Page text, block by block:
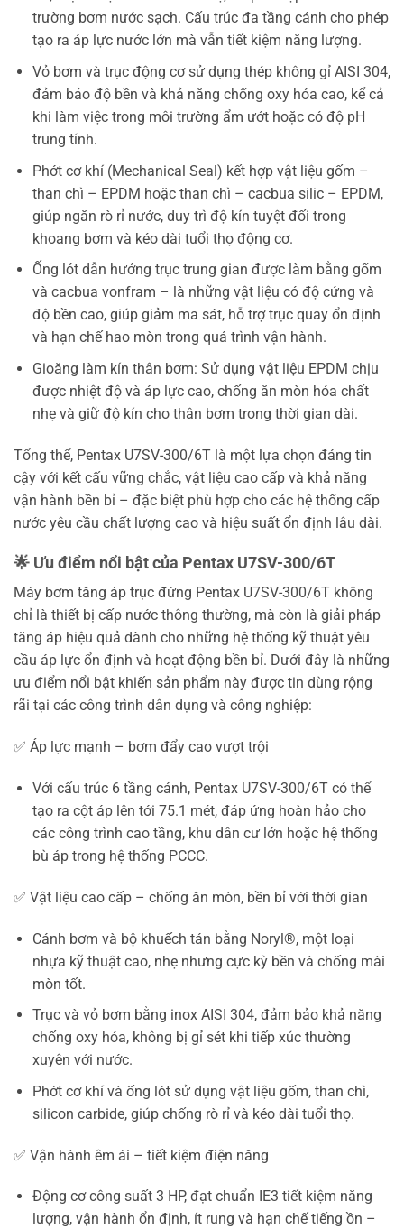
trường bơm nước sạch. Cấu trúc đa tầng cánh cho phép
tạo ra áp lực nước lớn mà vẫn tiết kiệm năng lượng.
Vỏ bơm và trục động cơ sử dụng thép không gỉ AISI 304,
đảm bảo độ bền và khả năng chống oxy hóa cao, kể cả
khi làm việc trong môi trường ẩm ướt hoặc có độ pH
trung tính.
Phớt cơ khí (Mechanical Seal) kết hợp vật liệu gốm –
than chì – EPDM hoặc than chì – cacbua silic – EPDM,
giúp ngăn rò rỉ nước, duy trì độ kín tuyệt đối trong
khoang bơm và kéo dài tuổi thọ động cơ.
Ống lót dẫn hướng trục trung gian được làm bằng gốm
và cacbua vonfram – là những vật liệu có độ cứng và
độ bền cao, giúp giảm ma sát, hỗ trợ trục quay ổn định
và hạn chế hao mòn trong quá trình vận hành.
Gioăng làm kín thân bơm: Sử dụng vật liệu EPDM chịu
được nhiệt độ và áp lực cao, chống ăn mòn hóa chất
nhẹ và giữ độ kín cho thân bơm trong thời gian dài.
Tổng thể, Pentax U7SV-300/6T là một lựa chọn đáng tin
cậy với kết cấu vững chắc, vật liệu cao cấp và khả năng
vận hành bền bỉ – đặc biệt phù hợp cho các hệ thống cấp
nước yêu cầu chất lượng cao và hiệu suất ổn định lâu dài.
🌟 Ưu điểm nổi bật của Pentax U7SV-300/6T
Máy bơm tăng áp trục đứng Pentax U7SV-300/6T không
chỉ là thiết bị cấp nước thông thường, mà còn là giải pháp
tăng áp hiệu quả dành cho những hệ thống kỹ thuật yêu
cầu áp lực ổn định và hoạt động bền bỉ. Dưới đây là những
ưu điểm nổi bật khiến sản phẩm này được tin dùng rộng
rãi tại các công trình dân dụng và công nghiệp:
✅ Áp lực mạnh – bơm đẩy cao vượt trội
Với cấu trúc 6 tầng cánh, Pentax U7SV-300/6T có thể
tạo ra cột áp lên tới 75.1 mét, đáp ứng hoàn hảo cho
các công trình cao tầng, khu dân cư lớn hoặc hệ thống
bù áp trong hệ thống PCCC.
✅ Vật liệu cao cấp – chống ăn mòn, bền bỉ với thời gian
Cánh bơm và bộ khuếch tán bằng Noryl®, một loại
nhựa kỹ thuật cao, nhẹ nhưng cực kỳ bền và chống mài
mòn tốt.
Trục và vỏ bơm bằng inox AISI 304, đảm bảo khả năng
chống oxy hóa, không bị gỉ sét khi tiếp xúc thường
xuyên với nước.
Phớt cơ khí và ống lót sử dụng vật liệu gốm, than chì,
silicon carbide, giúp chống rò rỉ và kéo dài tuổi thọ.
✅ Vận hành êm ái – tiết kiệm điện năng
Động cơ công suất 3 HP, đạt chuẩn IE3 tiết kiệm năng
lượng, vận hành ổn định, ít rung và hạn chế tiếng ồn –